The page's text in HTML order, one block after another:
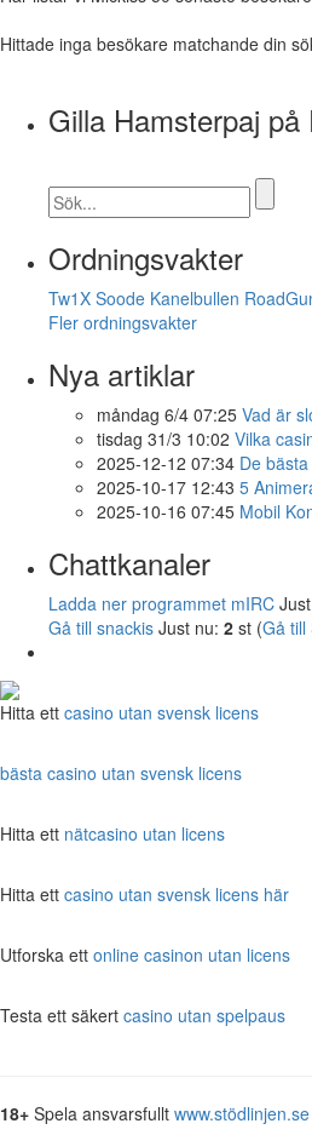
Hittade inga besökare matchande din
Gilla Hamsterpaj på
Ordningsvakter
Tw1X Soode Kanelbullen
Fler ordningsvakter
Nya artiklar
måndag 6/4 07:25 Vad är
tisdag 31/3 10:02 Vilka
2025-12-12 07:34 De
2025-10-17 12:43 5
2025-10-16 07:45 Mobil
Chattkanaler
Ladda ner programmet mIRC
Gå till snackis Just nu: 2 st (Gå till
Hitta ett casino utan svensk licens
bästa casino utan svensk licens
Hitta ett nätcasino utan licens
Hitta ett casino utan svensk licens här
Utforska ett online casinon utan licens
Testa ett säkert casino utan spelpaus
18+ Spela ansvarsfullt www.stödlinjen.se